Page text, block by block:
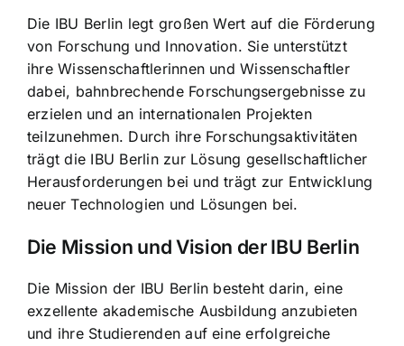
Die IBU Berlin legt großen Wert auf die Förderung
von Forschung und Innovation. Sie unterstützt
ihre Wissenschaftlerinnen und Wissenschaftler
dabei, bahnbrechende Forschungsergebnisse zu
erzielen und an internationalen Projekten
teilzunehmen. Durch ihre Forschungsaktivitäten
trägt die IBU Berlin zur Lösung gesellschaftlicher
Herausforderungen bei und trägt zur Entwicklung
neuer Technologien und Lösungen bei.
Die Mission und Vision der IBU Berlin
Die Mission der IBU Berlin besteht darin, eine
exzellente akademische Ausbildung anzubieten
und ihre Studierenden auf eine erfolgreiche